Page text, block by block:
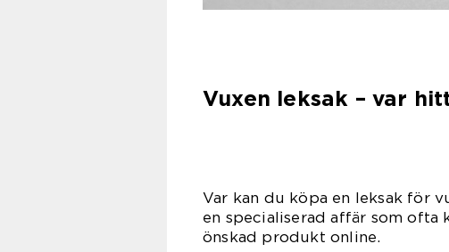
Vuxen leksak – var
Var kan du köpa en leksak för
en specialiserad affär som
önskad produkt online.